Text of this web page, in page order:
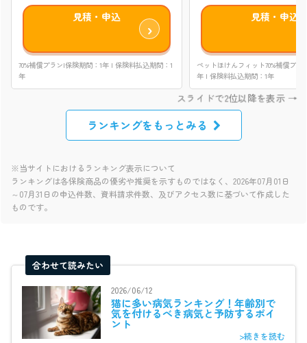
見積・申込
70%補償プラン|保険期間：1年 | 保険料払込期間：1
年
見積・申込
ペットほけんフィット70%補償プラ
年 | 保険料払込期間：1年
ランキングをもっとみる
※当サイトにおけるランキング表示について
ランキングは各保険商品の優劣や推奨を示すものではなく、2026年07月01日
～07月31日の申込件数、資料請求件数、及びアクセス数に基づいて作成した
ものです。
合わせて読みたい
2026/06/12
猫に多い病気ランキング！年齢別で
気を付けるべき病気と予防するポイ
ント
>続きを読む